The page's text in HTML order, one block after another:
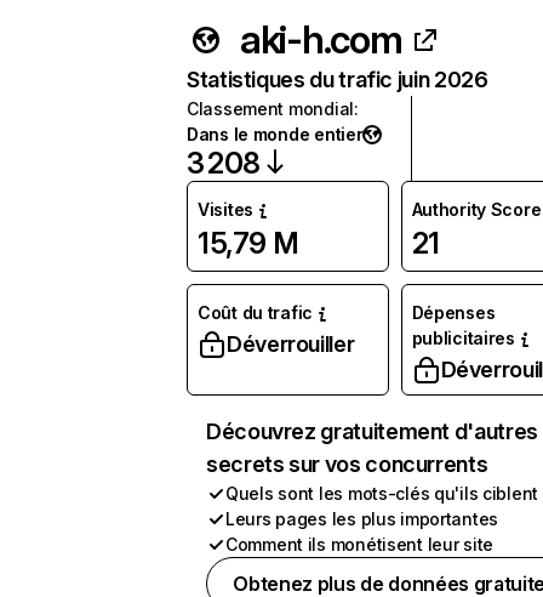
aki-h.com
Statistiques du trafic juin 2026
Classement mondial:
Dans le monde entier
3 208
Visites
15,79 M
Authority Score
21
Coût du trafic
Déverrouiller
Dépenses
publicitaires
Découvrez gratuitement d'autres
secrets sur vos concurrents
Quels sont les mots-clés qu'ils ciblent
Leurs pages les plus importantes
Comment ils monétisent leur site
Obtenez plus de données